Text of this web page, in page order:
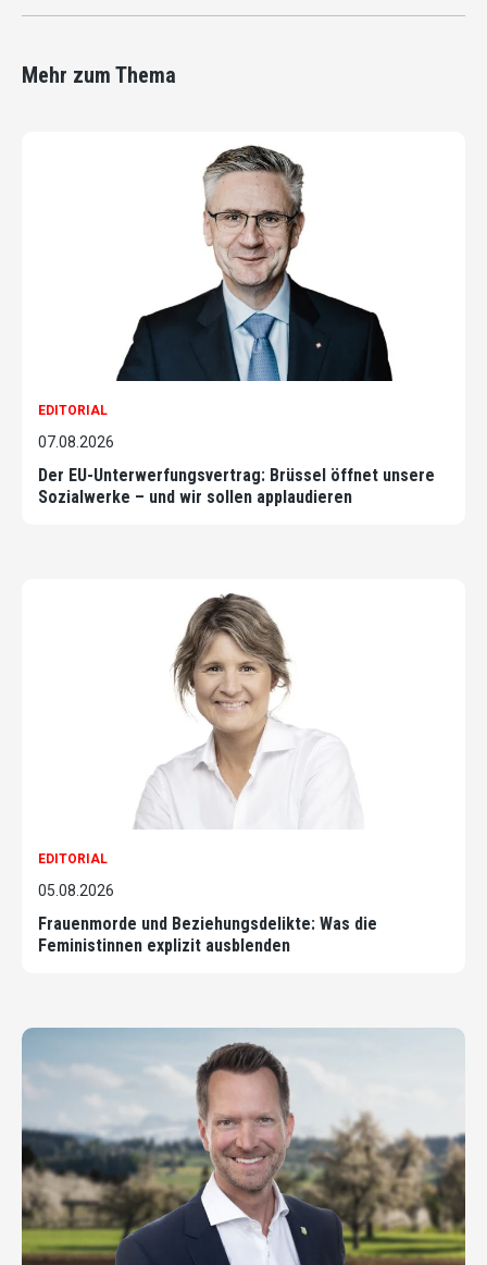
Mehr zum Thema
EDITORIAL
07.08.2026
Der EU-Unterwerfungsvertrag: Brüssel öffnet unsere
Sozialwerke – und wir sollen applaudieren
EDITORIAL
05.08.2026
Frauenmorde und Beziehungsdelikte: Was die
Feministinnen explizit ausblenden